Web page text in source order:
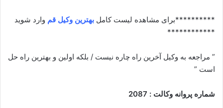
**********برای مشاهده لیست کامل بهترین وکیل قم وارد شوید
************
” مراجعه به وکیل آخرین راه چاره نیست / بلکه اولین و بهترین راه حل
است ”
شماره پروانه وکالت : 2087